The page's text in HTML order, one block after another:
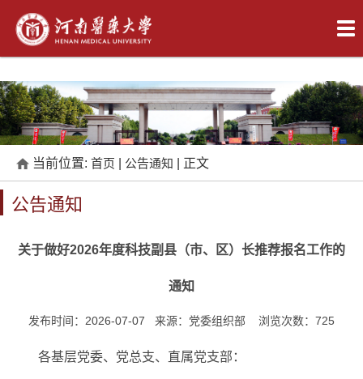
当前位置: 首页 公告通知 | 正文
公告通知
关于做好2026年度科技副县（市、区）长推荐报名工作的
通知
发布时间：2026-07-07 来源：党委组织部 浏览次数： 725
各基层党委、党总支、直属党支部：